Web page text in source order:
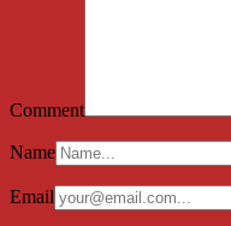
Comment
Name
Email